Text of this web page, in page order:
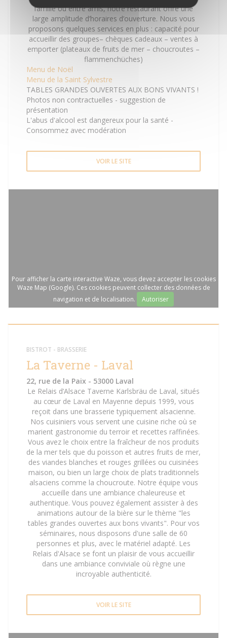
famille ou entre amis, notre restaurant offre une
large amplitude d’horaires d’ouverture. Nous vous
proposons quelques services en plus : capacité pour
accueillir des groupes– chèques cadeaux – ventes à
emporter (plateaux de fruits de mer – choucroutes –
flammenchüches)
Menu de Noël
Menu de la Saint Sylvestre
TABLES GRANDES OUVERTES AUX BONS VIVANTS !
Photos non contractuelles - suggestion de
présentation
L'abus d'alcool est dangereux pour la santé -
Consommez avec modération
VOIR LE SITE
Pour afficher la carte interactive Waze, vous devez accepter les cookies
Waze Map (Google). Ces cookies peuvent collecter des données de
navigation et de localisation.
Autoriser
BISTROT - BRASSERIE
La Taverne - Laval
22, rue de la Paix - 53000 Laval
Le Relais d’Alsace Taverne Karlsbräu de Laval, situés
au cœur de Laval en Mayenne depuis 1999, vous
reçoit dans une brasserie typiquement alsacienne.
Nos cuisiniers vous servent une cuisine riche où se
marient gastronomie du terroir et recettes raffinées.
Vous avez le choix entre la fraîcheur de nos produits
de la mer tels que du poisson et autres fruits de mer,
des viandes blanches et rouges grillées ou cuisinées
maison, ou bien un large choix de plats traditionnels
alsaciens comme la choucroute. Notre équipe vous
accueille dans une ambiance chaleureuse et
authentique. Vous pouvez également assister à des
animations autour de la bière sur le thème "les
tables grandes ouvertes aux bons vivants". Pour vos
séminaires, nous disposons d'une salle de 60
personnes et plus, avec le matériel adapté. Les
Relais d'Alsace se font un plaisir de vous accueillir
dans une ambiance conviviale où règne une
incroyable authenticité.
VOIR LE SITE